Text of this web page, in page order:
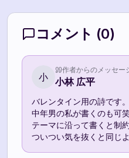
コメント (0)
小
作者からのメッセー
小林 広平
バレンタイン用の詩です
中年男の私が書くのも可
テーマに沿って書くと制